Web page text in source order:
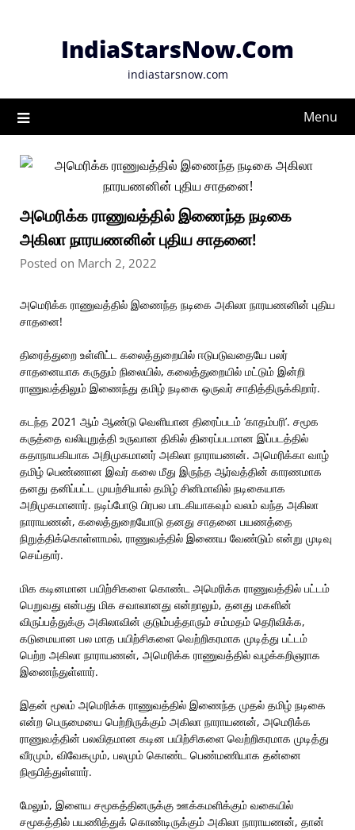
IndiaStarsNow.Com
indiastarsnow.com
Menu
அமெரிக்க ராணுவத்தில் இணைந்த நடிகை
அகிலா நாரயணனின் புதிய சாதனை!
Posted on March 2, 2022
அமெரிக்க ராணுவத்தில் இணைந்த நடிகை அகிலா நாரயணனின் புதிய
சாதனை!
திரைத்துறை உள்ளிட்ட கலைத்துறையில் ஈடுபடுவதையே பலர்
சாதனையாக கருதும் நிலையில், கலைத்துறையில் மட்டும் இன்றி
ராணுவத்திலும் இணைந்து தமிழ் நடிகை ஒருவர் சாதித்திருக்கிறார்.
கடந்த 2021 ஆம் ஆண்டு வெளியான திரைப்படம் ’காதம்பரி’. சமூக
கருத்தை வலியுறுத்தி உருவான திகில் திரைப்படமான இப்படத்தில்
கதாநாயகியாக அறிமுகமானர் அகிலா நாராயணன். அமெரிக்கா வாழ்
தமிழ் பெண்ணான இவர் கலை மீது இருந்த ஆர்வத்தின் காரணமாக
தனது தனிப்பட்ட முயற்சியால் தமிழ் சினிமாவில் நடிகையாக
அறிமுகமானார். நடிப்போடு பிரபல பாடகியாகவும் வலம் வந்த அகிலா
நாராயணன், கலைத்துறையோடு தனது சாதனை பயணத்தை
நிறுத்திக்கொள்ளாமல், ராணுவத்தில் இணைய வேண்டும் என்று முடிவு
செய்தார்.
மிக கடினமான பயிற்சிகளை கொண்ட அமெரிக்க ராணுவத்தில் பட்டம்
பெறுவது என்பது மிக சவாலானது என்றாலும், தனது மகளின்
விருப்பத்துக்கு அகிலாவின் குடும்பத்தாரும் சம்மதம் தெரிவிக்க,
கடுமையான பல மாத பயிற்சிகளை வெற்றிகரமாக முடித்து பட்டம்
பெற்ற அகிலா நாராயணன், அமெரிக்க ராணுவத்தில் வழக்கறிஞராக
இணைந்துள்ளார்.
இதன் மூலம் அமெரிக்க ராணுவத்தில் இணைந்த முதல் தமிழ் நடிகை
என்ற பெருமையை பெற்றிருக்கும் அகிலா நாராயணன், அமெரிக்க
ராணுவத்தின் பலவிதமான கடின பயிற்சிகளை வெற்றிகரமாக முடித்து
வீரமும், விவேகமும், பலமும் கொண்ட பெண்மணியாக தன்னை
நிரூபித்துள்ளார்.
மேலும், இளைய சமூகத்தினருக்கு ஊக்கமளிக்கும் வகையில்
சமூகத்தில் பயணித்துக் கொண்டிருக்கும் அகிலா நாராயணன், தான்